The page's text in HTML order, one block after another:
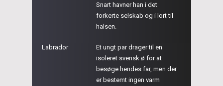
Snart havner han i det
forkerte selskab og i lort til
halsen.
Labrador
Et ungt par drager til en
isoleret svensk ø for at
besøge hendes far, men der
er bestemt ingen varm